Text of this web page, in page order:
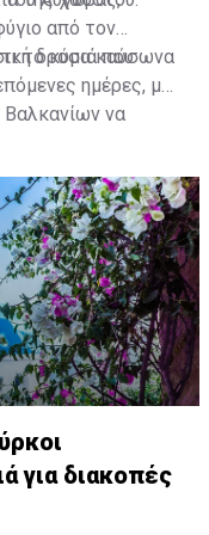
από τον
δροσιά που
το κύμα καύσωνα
ημέρες, με
να
για τη
πυρκαγιών.
για διακοπές